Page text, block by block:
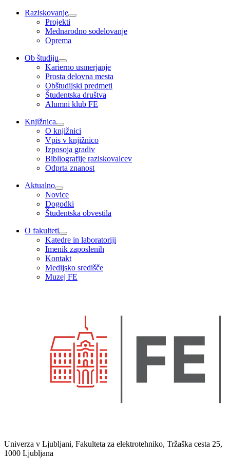
Raziskovanje
Projekti
Mednarodno sodelovanje
Oprema
Ob študiju
Karierno usmerjanje
Prosta delovna mesta
Obštudijski predmeti
Študentska društva
Alumni klub FE
Knjižnica
O knjižnici
Vpis v knjižnico
Izposoja gradiv
Bibliografije raziskovalcev
Odprta znanost
Aktualno
Novice
Dogodki
Študentska obvestila
O fakulteti
Katedre in laboratoriji
Imenik zaposlenih
Kontakt
Medijsko središče
Muzej FE
Univerza v Ljubljani, Fakulteta za elektrotehniko, Tržaška cesta 25,
1000 Ljubljana